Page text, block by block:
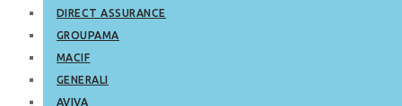
DIRECT ASSURANCE
GROUPAMA
MACIF
GENERALI
AVIVA